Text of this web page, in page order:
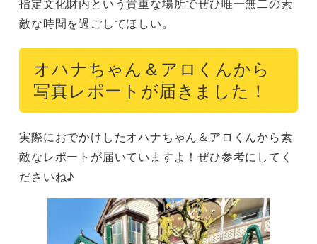
敵な時間を過ごしてほしい。
オハナちゃん＆アロくんから
写真レポートが届きました！
実際におでかけしたオハナちゃん＆アロくんから素
敵なレポートが届いていますよ！ぜひ参考にしてく
ださいね♪